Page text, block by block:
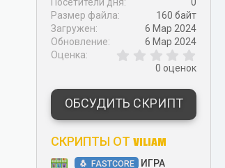
Посетители дня
0
Размер файла
160 байт
Загружен
6 Мар 2024
Обновление
6 Мар 2024
Оценка
,
з
в
0 оценок
ОБСУДИТЬ СКРИПТ
СКРИПТЫ ОТ VILIAM
FASTCORE
ИГРА